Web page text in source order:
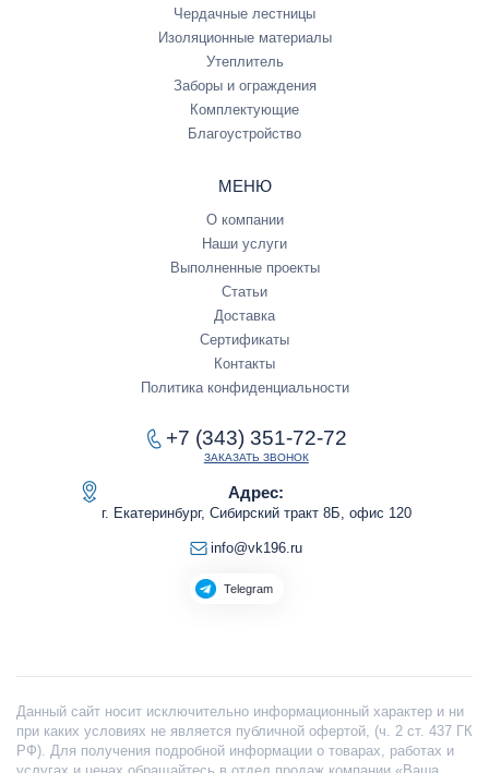
Чердачные лестницы
Изоляционные материалы
Утеплитель
Заборы и ограждения
Комплектующие
Благоустройство
МЕНЮ
О компании
Наши услуги
Выполненные проекты
Статьи
Доставка
Сертификаты
Контакты
Политика конфиденциальности
+7 (343) 351-72-72
ЗАКАЗАТЬ ЗВОНОК
Адрес:
г. Екатеринбург, Сибирский тракт 8Б, офис 120
info@vk196.ru
Telegram
Данный сайт носит исключительно информационный характер и ни
при каких условиях не является публичной офертой, (ч. 2 ст. 437 ГК
РФ). Для получения подробной информации о товарах, работах и